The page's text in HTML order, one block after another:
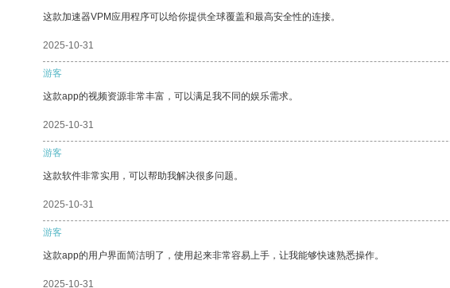
这款加速器VPM应用程序可以给你提供全球覆盖和最高安全性的连接。
2025-10-31
游客
这款app的视频资源非常丰富，可以满足我不同的娱乐需求。
2025-10-31
游客
这款软件非常实用，可以帮助我解决很多问题。
2025-10-31
游客
这款app的用户界面简洁明了，使用起来非常容易上手，让我能够快速熟悉操作。
2025-10-31